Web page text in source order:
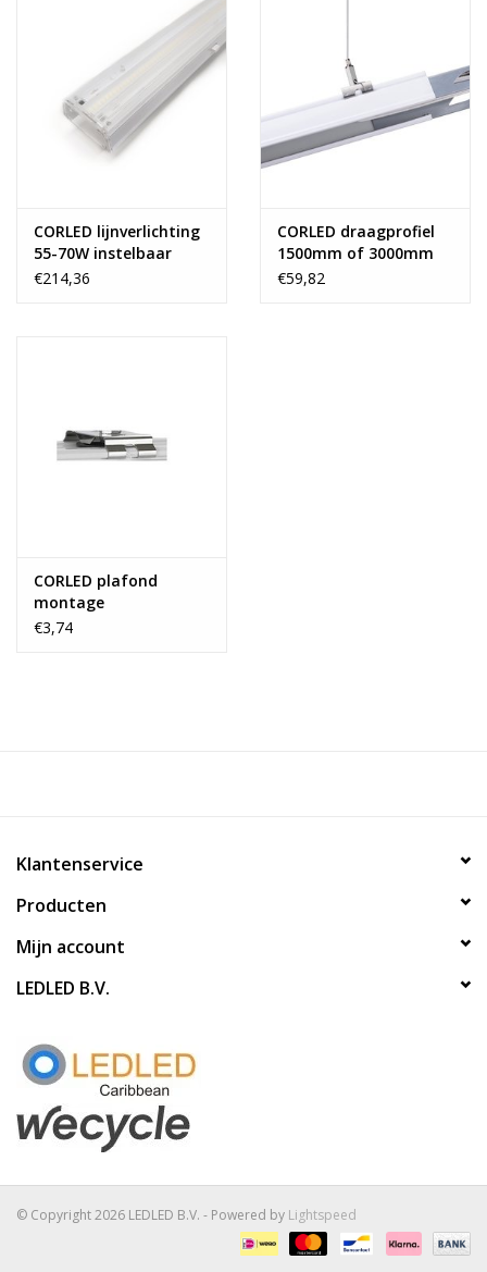
CORLED lijnverlichting
55-70W instelbaar
€214,36
CORLED draagprofiel
1500mm of 3000mm
€59,82
CORLED plafond
montage
€3,74
Klantenservice
Producten
Mijn account
LEDLED B.V.
© Copyright 2026 LEDLED B.V. - Powered by Lightspeed